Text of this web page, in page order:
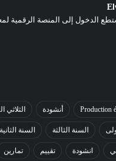
الدخول إلى المنصة الرقمية
Production أنشودة الثلاثي
السنة الثالثة السنة الثانية
انشودة تقييم تمارين